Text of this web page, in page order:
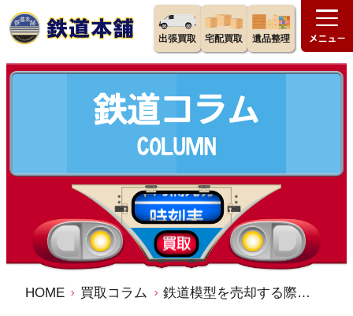
出張買取 宅配買取 遺品整理
HOME 買取コラム 鉄道模型を売却する際の注意点とは？高値で売るためのコツやポイントについて